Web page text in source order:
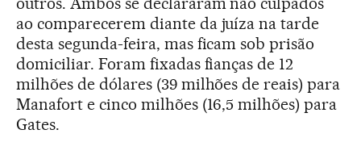
ao comparecerem diante da juíza na tarde
desta segunda-feira, mas ficam sob prisão
domiciliar. Foram fixadas fianças de 12
milhões de dólares (39 milhões de reais) para
Manafort e cinco milhões (16,5 milhões) para
Gates.